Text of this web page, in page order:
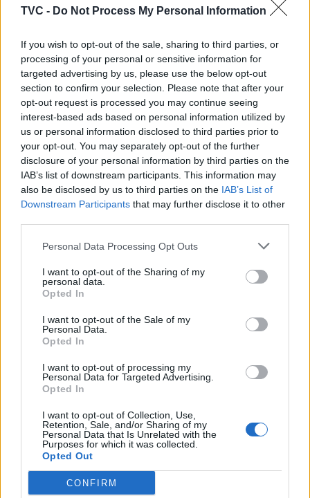
TVC - Do Not Process My Personal Information
If you wish to opt-out of the sale, sharing to third parties, or
processing of your personal or sensitive information for
targeted advertising by us, please use the below opt-out
section to confirm your selection. Please note that after your
opt-out request is processed you may continue seeing
interest-based ads based on personal information utilized by
us or personal information disclosed to third parties prior to
your opt-out. You may separately opt-out of the further
disclosure of your personal information by third parties on the
IAB’s list of downstream participants. This information may
also be disclosed by us to third parties on the IAB’s List of
Downstream Participants that may further disclose it to other
Personal Data Processing Opt Outs
I want to opt-out of the Sharing of my
personal data.
Opted In
I want to opt-out of the Sale of my
Personal Data.
Opted In
I want to opt-out of processing my
Personal Data for Targeted Advertising.
Opted In
I want to opt-out of Collection, Use,
Retention, Sale, and/or Sharing of my
Personal Data that Is Unrelated with the
Purposes for which it was collected.
Opted Out
CONFIRM
Capacita Jovem de Poiares aproxima
jovens ao mundo do trabalho
Comunitários às famílias no âmbito